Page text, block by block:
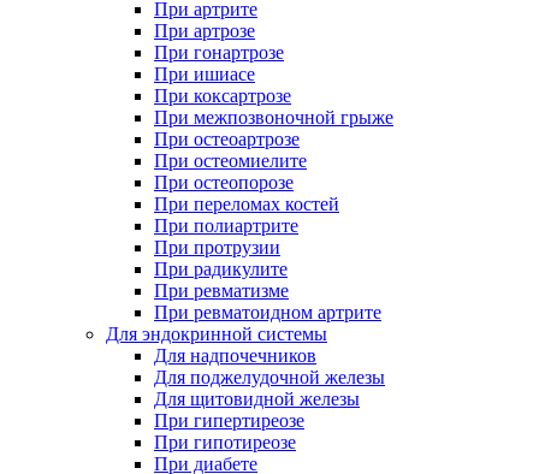
При артрите
При артрозе
При гонартрозе
При ишиасе
При коксартрозе
При межпозвоночной грыже
При остеоартрозе
При остеомиелите
При остеопорозе
При переломах костей
При полиартрите
При протрузии
При радикулите
При ревматизме
При ревматоидном артрите
Для эндокринной системы
Для надпочечников
Для поджелудочной железы
Для щитовидной железы
При гипертиреозе
При гипотиреозе
При диабете